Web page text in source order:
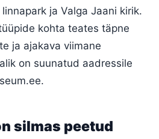
ja Valga Jaani kirik.
kohta teates täpne
ja ajakava viimane
on suunatud aadressile
silmas peetud